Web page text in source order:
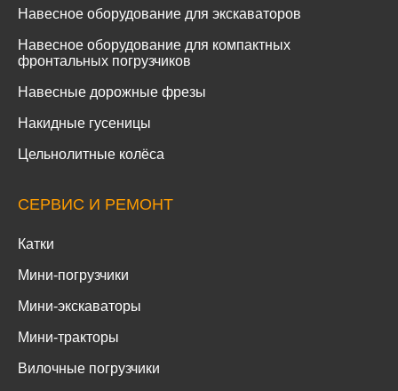
Навесное оборудование для экскаваторов
Навесное оборудование для компактных
фронтальных погрузчиков
Навесные дорожные фрезы
Накидные гусеницы
Цельнолитные колёса
СЕРВИС И РЕМОНТ
Катки
Мини-погрузчики
Мини-экскаваторы
Мини-тракторы
Вилочные погрузчики